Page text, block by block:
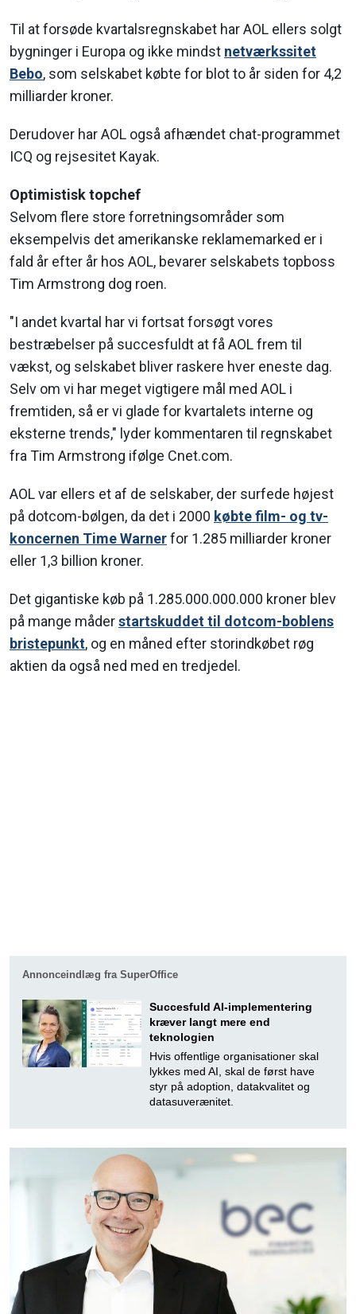
Til at forsøde kvartalsregnskabet har AOL ellers solgt
bygninger i Europa og ikke mindst netværkssitet
Bebo, som selskabet købte for blot to år siden for 4,2
milliarder kroner.
Derudover har AOL også afhændet chat-programmet
ICQ og rejsesitet Kayak.
Optimistisk topchef
Selvom flere store forretningsområder som
eksempelvis det amerikanske reklamemarked er i
fald år efter år hos AOL, bevarer selskabets topboss
Tim Armstrong dog roen.
"I andet kvartal har vi fortsat forsøgt vores
bestræbelser på succesfuldt at få AOL frem til
vækst, og selskabet bliver raskere hver eneste dag.
Selv om vi har meget vigtigere mål med AOL i
fremtiden, så er vi glade for kvartalets interne og
eksterne trends," lyder kommentaren til regnskabet
fra Tim Armstrong ifølge Cnet.com.
AOL var ellers et af de selskaber, der surfede højest
på dotcom-bølgen, da det i 2000 købte film- og tv-
koncernen Time Warnerfor 1.285 milliarder kroner
eller 1,3 billion kroner.
Det gigantiske køb på 1.285.000.000.000 kroner blev
på mange måderstartskuddet til dotcom-boblens
bristepunkt, og en måned efter storindkøbet røg
aktien da også ned med en tredjedel.
Annonceindlæg fra SuperOffice
Succesfuld AI-implementering
kræver langt mere end
teknologien
Hvis offentlige organisationer skal
lykkes med AI, skal de først have
styr på adoption, datakvalitet og
datasuverænitet.